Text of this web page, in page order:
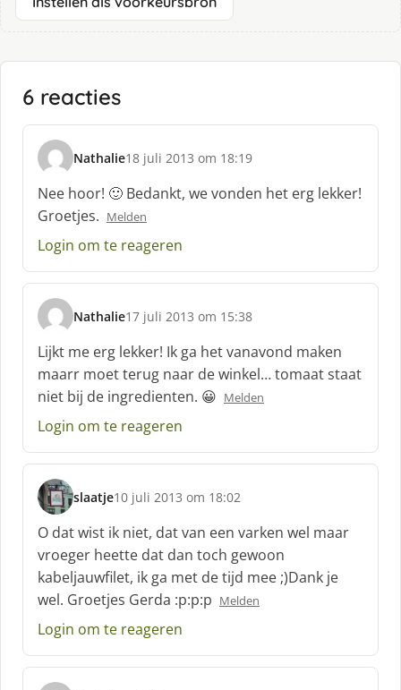
6 reacties
Nathalie
s
c
h
r
e
f
18 juli 2013 om 18:19
Nee hoor! 🙂 Bedankt, we vonden het erg lekker!
Groetjes. Melden
Login om te reageren
Nathalie
s
c
h
r
e
e
:
17 juli 2013 om 15:38
Lijkt me erg lekker! Ik ga het vanavond maken
maarr moet terug naar de winkel… tomaat staat
niet bij de ingredienten. 😀 Melden
Login om te reageren
slaatje
s
c
h
r
e
e
:
10 juli 2013 om 18:02
O dat wist ik niet, dat van een varken wel maar
vroeger heette dat dan toch gewoon
kabeljauwfilet, ik ga met de tijd mee ;)Dank je
wel. Groetjes Gerda :p:p:p Melden
Login om te reageren